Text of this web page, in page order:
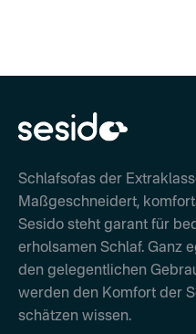
Schlafsofas der
Maßgeschneidert,
Sesido steht garant für
erholsamen Schlaf. Ganz
den gelegentlichen
werden den Komfort der
schätzen wissen.